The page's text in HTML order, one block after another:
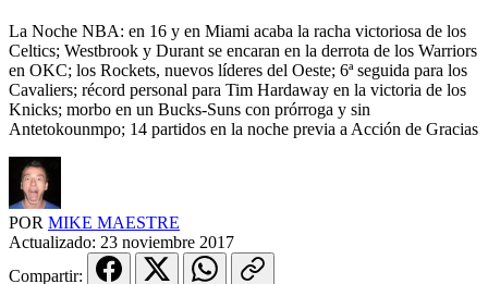
La Noche NBA: en 16 y en Miami acaba la racha victoriosa de los
Celtics; Westbrook y Durant se encaran en la derrota de los Warriors
en OKC; los Rockets, nuevos líderes del Oeste; 6ª seguida para los
Cavaliers; récord personal para Tim Hardaway en la victoria de los
Knicks; morbo en un Bucks-Suns con prórroga y sin
Antetokounmpo; 14 partidos en la noche previa a Acción de Gracias
POR MIKE MAESTRE
Actualizado: 23 noviembre 2017
Compartir: